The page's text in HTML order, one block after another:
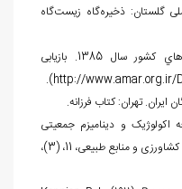
گاه زيستگاه
هاي كشور سال 1385. بازیابی
http://www.amar.org.ir/
).
حسين. (1383). مطالعه اکولوژیک و دینامیزم جمعیتی
خانواده گاوسانان در پارک ملی گلستان. علوم کشاورزی و منابع طبیعی، 11، (3)،